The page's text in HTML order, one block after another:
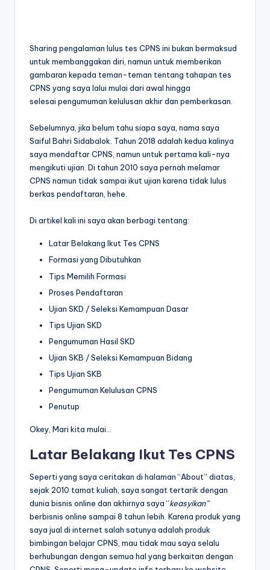
Sharing pengalaman lulus tes CPNS ini bukan bermaksud
untuk membanggakan diri, namun untuk memberikan
gambaran kepada teman-teman tentang tahapan tes
CPNS yang saya lalui mulai dari awal hingga
selesai pengumuman kelulusan akhir dan pemberkasan.
Sebelumnya, jika belum tahu siapa saya, nama saya
Saiful Bahri Sidabalok. Tahun 2018 adalah kedua kalinya
saya mendaftar CPNS, namun untuk pertama kali-nya
mengikuti ujian. Di tahun 2010 saya pernah melamar
CPNS namun tidak sampai ikut ujian karena tidak lulus
berkas pendaftaran, hehe.
Di artikel kali ini saya akan berbagi tentang:
Latar Belakang Ikut Tes CPNS
Formasi yang Dibutuhkan
Tips Memilih Formasi
Proses Pendaftaran
Ujian SKD / Seleksi Kemampuan Dasar
Tips Ujian SKD
Pengumuman Hasil SKD
Ujian SKB / Seleksi Kemampuan Bidang
Tips Ujian SKB
Pengumuman Kelulusan CPNS
Penutup
Okey, Mari kita mulai…
Latar Belakang Ikut Tes CPNS
Seperti yang saya ceritakan di halaman “About” diatas,
sejak 2010 tamat kuliah, saya sangat tertarik dengan
dunia bisnis online dan akhirnya saya “keasyikan”
berbisnis online sampai 8 tahun lebih. Karena produk yang
saya jual di internet salah satunya adalah produk
bimbingan belajar CPNS, mau tidak mau saya selalu
berhubungan dengan semua hal yang berkaitan dengan